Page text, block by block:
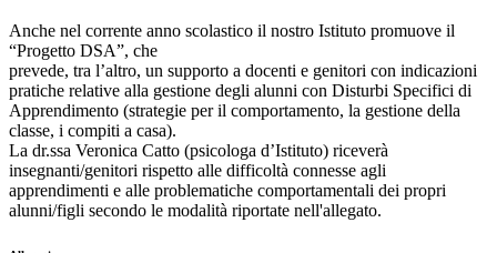
Anche nel corrente anno scolastico il nostro Istituto promuove il
“Progetto DSA”, che
prevede, tra l’altro, un supporto a docenti e genitori con indicazioni
pratiche relative alla gestione degli alunni con Disturbi Specifici di
Apprendimento (strategie per il comportamento, la gestione della
classe, i compiti a casa).
La dr.ssa Veronica Catto (psicologa d’Istituto) riceverà
insegnanti/genitori rispetto alle difficoltà connesse agli
apprendimenti e alle problematiche comportamentali dei propri
alunni/figli secondo le modalità riportate nell'allegato.